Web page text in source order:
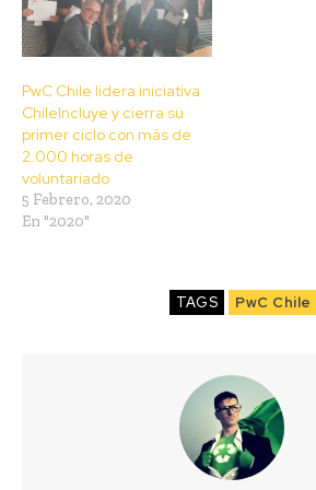
PwC Chile lidera iniciativa
ChileIncluye y cierra su
primer ciclo con más de
2.000 horas de
voluntariado
5 Febrero, 2020
En "2020"
TAGS PwC Chile